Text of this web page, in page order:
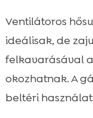
Ventilátoros
ideálisak, de
felkavarásával
okozhatnak. A
beltéri